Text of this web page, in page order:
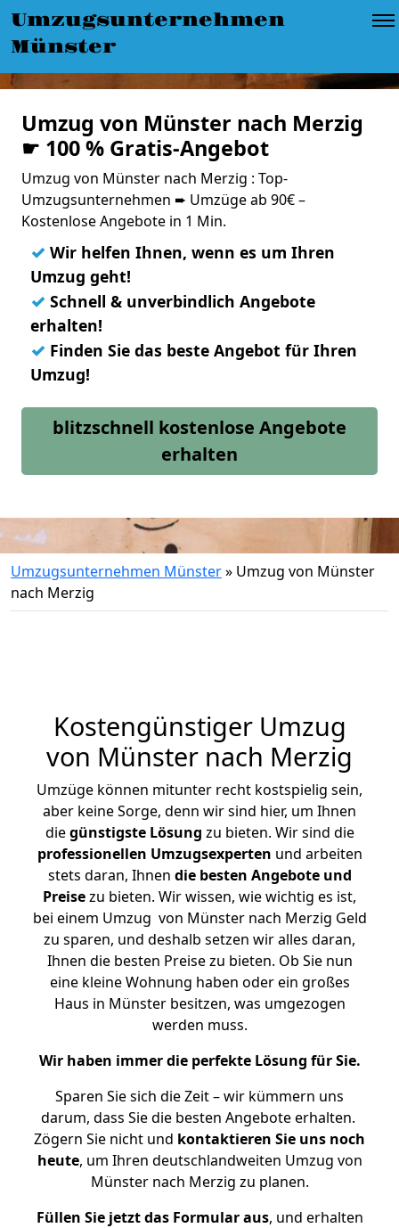
Umzugsunternehmen
Münster
Umzug von Münster nach Merzig
☛ 100 % Gratis-Angebot
Umzug von Münster nach Merzig : Top-
Umzugsunternehmen ➨ Umzüge ab 90€ –
Kostenlose Angebote in 1 Min.
✓ Wir helfen Ihnen, wenn es um Ihren
Umzug geht!
✓ Schnell & unverbindlich Angebote
erhalten!
✓ Finden Sie das beste Angebot für Ihren
Umzug!
blitzschnell kostenlose Angebote
erhalten
Umzugsunternehmen Münster» Umzug von Münster
nach Merzig
Kostengünstiger Umzug
von Münster nach Merzig
Umzüge können mitunter recht kostspielig sein,
aber keine Sorge, denn wir sind hier, um Ihnen
diegünstigste Lösung zu bieten. Wir sind die
professionellen Umzugsexperten und arbeiten
stets daran, Ihnen die besten Angebote und
Preisezu bieten. Wir wissen, wie wichtig es ist,
bei einem Umzug von Münster nach Merzig Geld
zu sparen, und deshalb setzen wir alles daran,
Ihnen die besten Preise zu bieten. Ob Sie nun
eine kleine Wohnung haben oder ein großes
Haus in Münster besitzen, was umgezogen
werden muss.
Wir haben immer die perfekte Lösung für Sie.
Sparen Sie sich die Zeit – wir kümmern uns
darum, dass Sie die besten Angebote erhalten.
Zögern Sie nicht und kontaktieren Sie uns noch
heute, um Ihren deutschlandweiten Umzug von
Münster nach Merzig zu planen.
Füllen Sie jetzt das Formular aus, und erhalten